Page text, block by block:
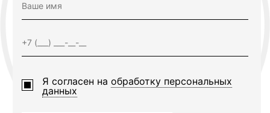
Я согласен на обработку персональных
данных